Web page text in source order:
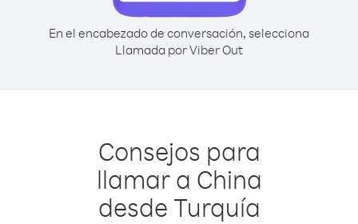
En el encabezado de conversación, selecciona
Llamada por Viber Out
Consejos para
llamar a China
desde Turquía